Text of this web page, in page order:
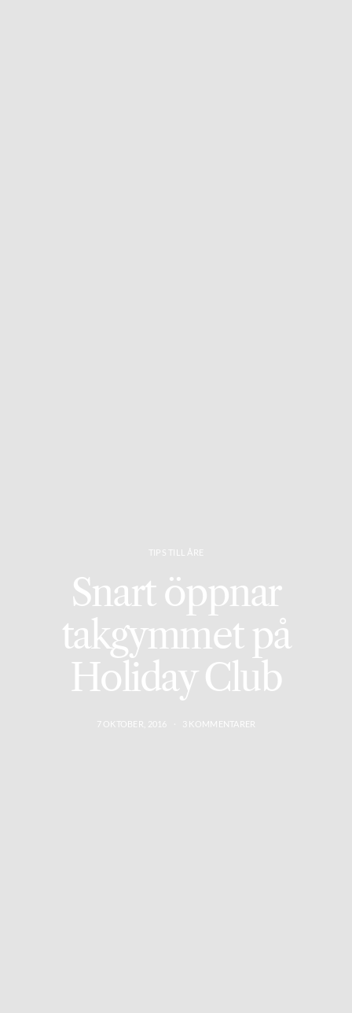
TIPS TILL ÅRE
Snart öppnar
takgymmet på
Holiday Club
7 OKTOBER, 2016 3 KOMMENTARER